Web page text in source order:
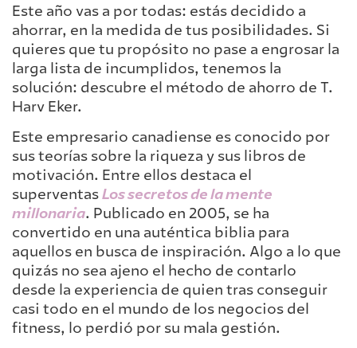
Este año vas a por todas: estás decidido a
ahorrar, en la medida de tus posibilidades. Si
quieres que tu propósito no pase a engrosar la
larga lista de incumplidos, tenemos la
solución: descubre el método de ahorro de T.
Harv Eker.
Este empresario canadiense es conocido por
sus teorías sobre la riqueza y sus libros de
motivación. Entre ellos destaca el
superventasLos secretos de la mente
millonaria. Publicado en 2005, se ha
convertido en una auténtica biblia para
aquellos en busca de inspiración. Algo a lo que
quizás no sea ajeno el hecho de contarlo
desde la experiencia de quien tras conseguir
casi todo en el mundo de los negocios del
fitness, lo perdió por su mala gestión.